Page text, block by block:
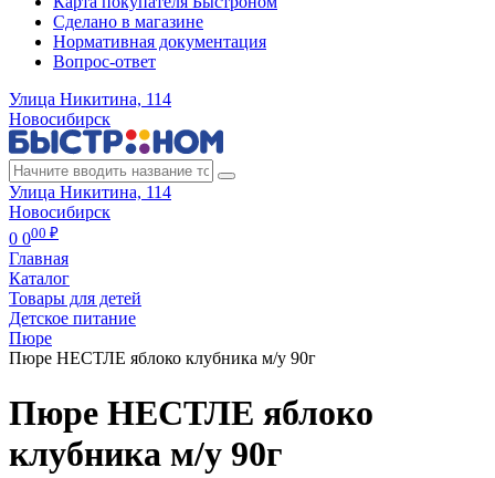
Сделано в магазине
Нормативная документация
Вопрос-ответ
Улица Никитина, 114
Новосибирск
Улица Никитина, 114
Новосибирск
0 000 ₽
Главная
Каталог
Товары для детей
Детское питание
Пюре
Пюре НЕСТЛЕ яблоко клубника м/у 90г
Пюре НЕСТЛЕ яблоко
клубника м/у 90г